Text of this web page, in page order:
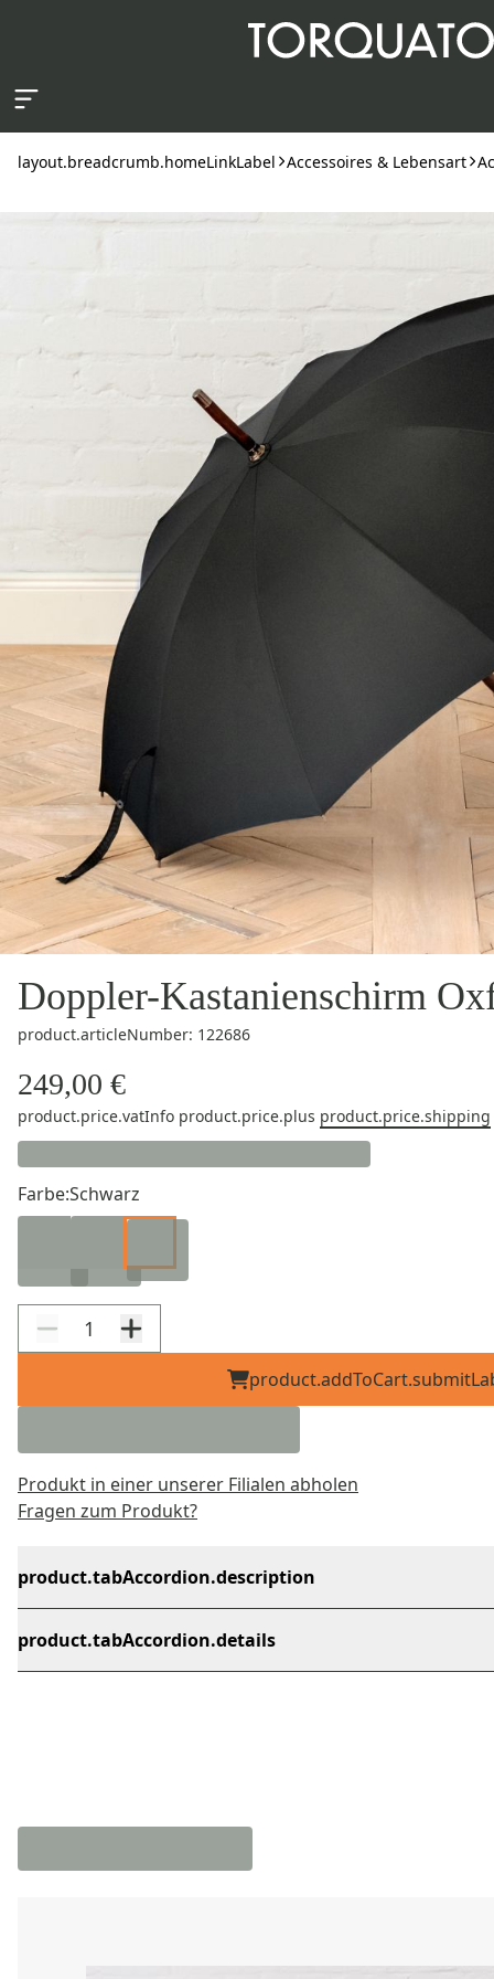
layout.breadcrumb.homeLinkLabel Accessoires & Lebensart
Doppler-Kastanienschirm
product.articleNumber: 122686
249,00 €
product.price.vatInfo product.price.plus product.price.shipping
Farbe:Schwarz
Produkt in einer unserer Filialen abholen
Fragen zum Produkt?
product.tabAccordion.description
product.tabAccordion.details